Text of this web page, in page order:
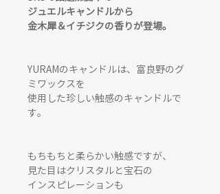
ジュエルキャンドルから
金木犀＆イチジクの香りが登場。
YURAMのキャンドルは、富良野のグ
ミワックスを
使用した珍しい触感のキャンドルで
す。
もちもちと柔らかい触感ですが、
見た目はクリスタルと宝石の
インスピレーションも